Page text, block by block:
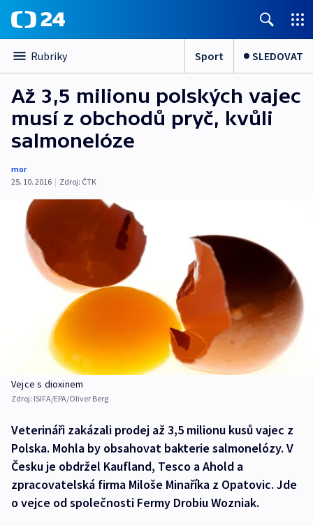
Rubriky Sport SLEDOVAT
Až 3,5 milionu polských vajec
musí z obchodů pryč, kvůli
salmonelóze
mor
25. 10. 2016 | Zdroj: ČTK
Vejce s dioxinem
Zdroj: ISIFA/EPA/Oliver Berg
Veterináři zakázali prodej až 3,5 milionu kusů vajec z
Polska. Mohla by obsahovat bakterie salmonelózy. V
Česku je obdržel Kaufland, Tesco a Ahold a
zpracovatelská firma Miloše Minaříka z Opatovic. Jde
o vejce od společnosti Fermy Drobiu Wozniak.